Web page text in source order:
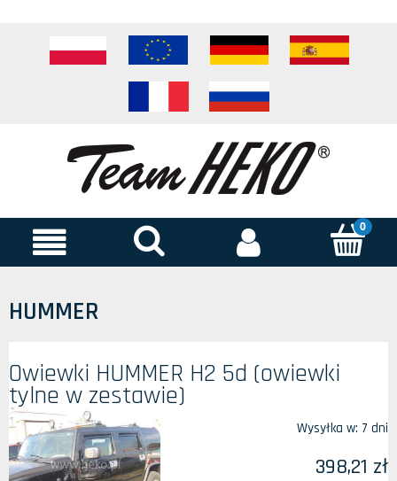
HUMMER
Owiewki HUMMER H2 5d (owiewki
tylne w zestawie)
Wysyłka w: 7 dni
398,21 zł